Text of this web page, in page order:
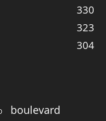
330
323
304
boulevard